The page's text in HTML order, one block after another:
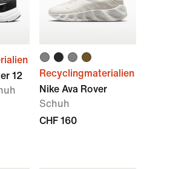
12
Recyclingmaterialien
Nike Ava Rover
Schuh
CHF 160